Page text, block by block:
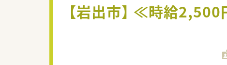
【岩出市】 ≪時給